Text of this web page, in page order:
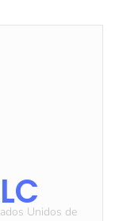
Unidos de